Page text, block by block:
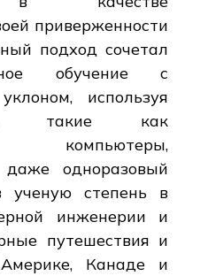
приверженности
подход сочетал
обучение с
используя
такие как
одноразовый
ученую степень в
инженерии и
путешествия и
Канаде и